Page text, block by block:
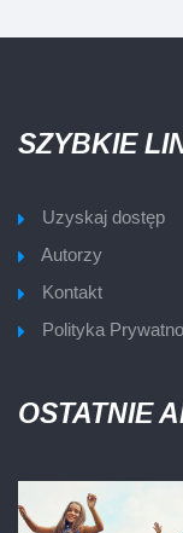
SZYBKIE
Uzyskaj dostęp
Autorzy
Kontakt
Polityka
OSTATNIE